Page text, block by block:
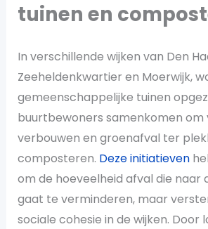
tuinen en
In verschillende wijken van Den
Zeeheldenkwartier en Moerwijk,
gemeenschappelijke tuinen
buurtbewoners samenkomen om
verbouwen en groenafval ter
composteren. Deze initiatieven
om de hoeveelheid afval die naar
gaat te verminderen, maar
sociale cohesie in de wijken. Door